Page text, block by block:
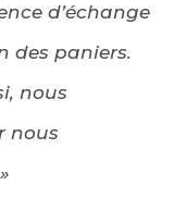
d’échange
des paniers.
nous
nous